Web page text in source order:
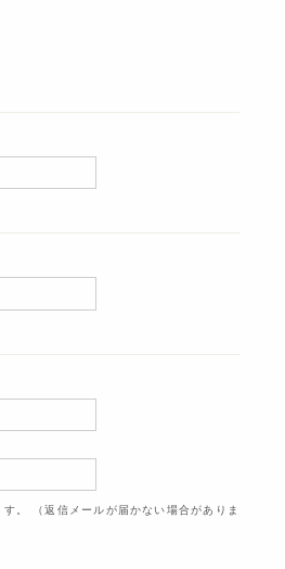
。 （返信メールが届かない場合がありま